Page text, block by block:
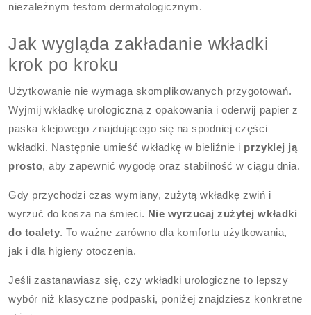
niezależnym testom dermatologicznym.
Jak wygląda zakładanie wkładki
krok po kroku
Użytkowanie nie wymaga skomplikowanych przygotowań.
Wyjmij wkładkę urologiczną z opakowania i oderwij papier z
paska klejowego znajdującego się na spodniej części
wkładki. Następnie umieść wkładkę w bieliźnie i przyklej ją
prosto, aby zapewnić wygodę oraz stabilność w ciągu dnia.
Gdy przychodzi czas wymiany, zużytą wkładkę zwiń i
wyrzuć do kosza na śmieci. Nie wyrzucaj zużytej wkładki
do toalety. To ważne zarówno dla komfortu użytkowania,
jak i dla higieny otoczenia.
Jeśli zastanawiasz się, czy wkładki urologiczne to lepszy
wybór niż klasyczne podpaski, poniżej znajdziesz konkretne